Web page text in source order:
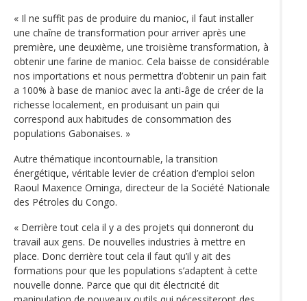
« Il ne suffit pas de produire du manioc, il faut installer
une chaîne de transformation pour arriver après une
première, une deuxième, une troisième transformation, à
obtenir une farine de manioc. Cela baisse de considérable
nos importations et nous permettra d’obtenir un pain fait
a 100% à base de manioc avec la anti-âge de créer de la
richesse localement, en produisant un pain qui
correspond aux habitudes de consommation des
populations Gabonaises. »
Autre thématique incontournable, la transition
énergétique, véritable levier de création d’emploi selon
Raoul Maxence Ominga, directeur de la Société Nationale
des Pétroles du Congo.
« Derrière tout cela il y a des projets qui donneront du
travail aux gens. De nouvelles industries à mettre en
place. Donc derrière tout cela il faut qu’il y ait des
formations pour que les populations s’adaptent à cette
nouvelle donne. Parce que qui dit électricité dit